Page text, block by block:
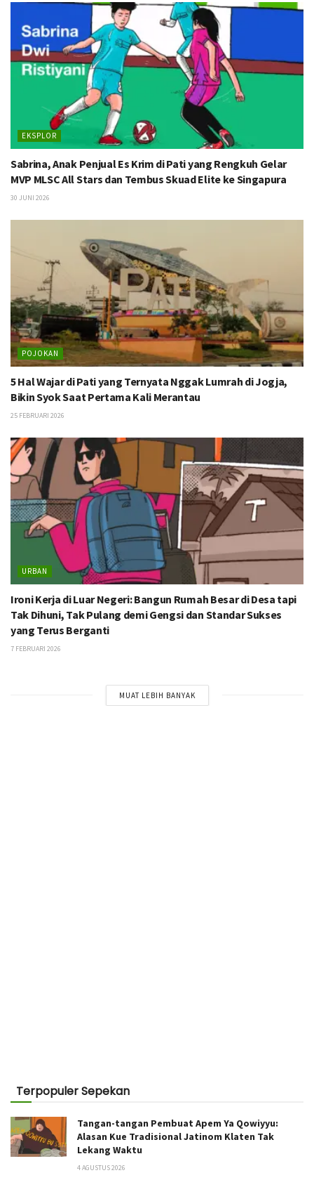
EKSPLOR
Sabrina, Anak Penjual Es Krim di Pati yang Rengkuh Gelar
MVP MLSC All Stars dan Tembus Skuad Elite ke Singapura
30 JUNI 2026
POJOKAN
5 Hal Wajar di Pati yang Ternyata Nggak Lumrah di Jogja,
Bikin Syok Saat Pertama Kali Merantau
25 FEBRUARI 2026
URBAN
Ironi Kerja di Luar Negeri: Bangun Rumah Besar di Desa tapi
Tak Dihuni, Tak Pulang demi Gengsi dan Standar Sukses
yang Terus Berganti
7 FEBRUARI 2026
MUAT LEBIH BANYAK
Terpopuler Sepekan
Tangan-tangan Pembuat Apem Ya Qowiyyu:
Alasan Kue Tradisional Jatinom Klaten Tak
Lekang Waktu
4 AGUSTUS 2026